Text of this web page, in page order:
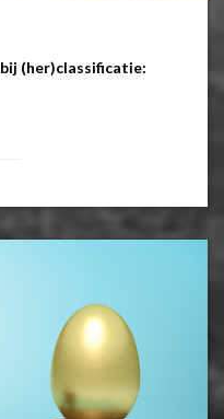
(her)classificatie: